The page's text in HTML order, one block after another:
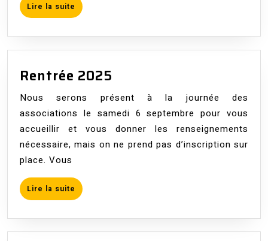
Salle
fermée
24
décembre
au
dimanche
Lire la suite Lire
la
Rentrée 2025
2025
Nous serons présent à la journée des
associations le samedi 6 septembre pour vous
accueillir et vous donner les renseignements
nécessaire, mais on ne prend pas d’inscription sur
place. Vous
Lire la suite Lire
la